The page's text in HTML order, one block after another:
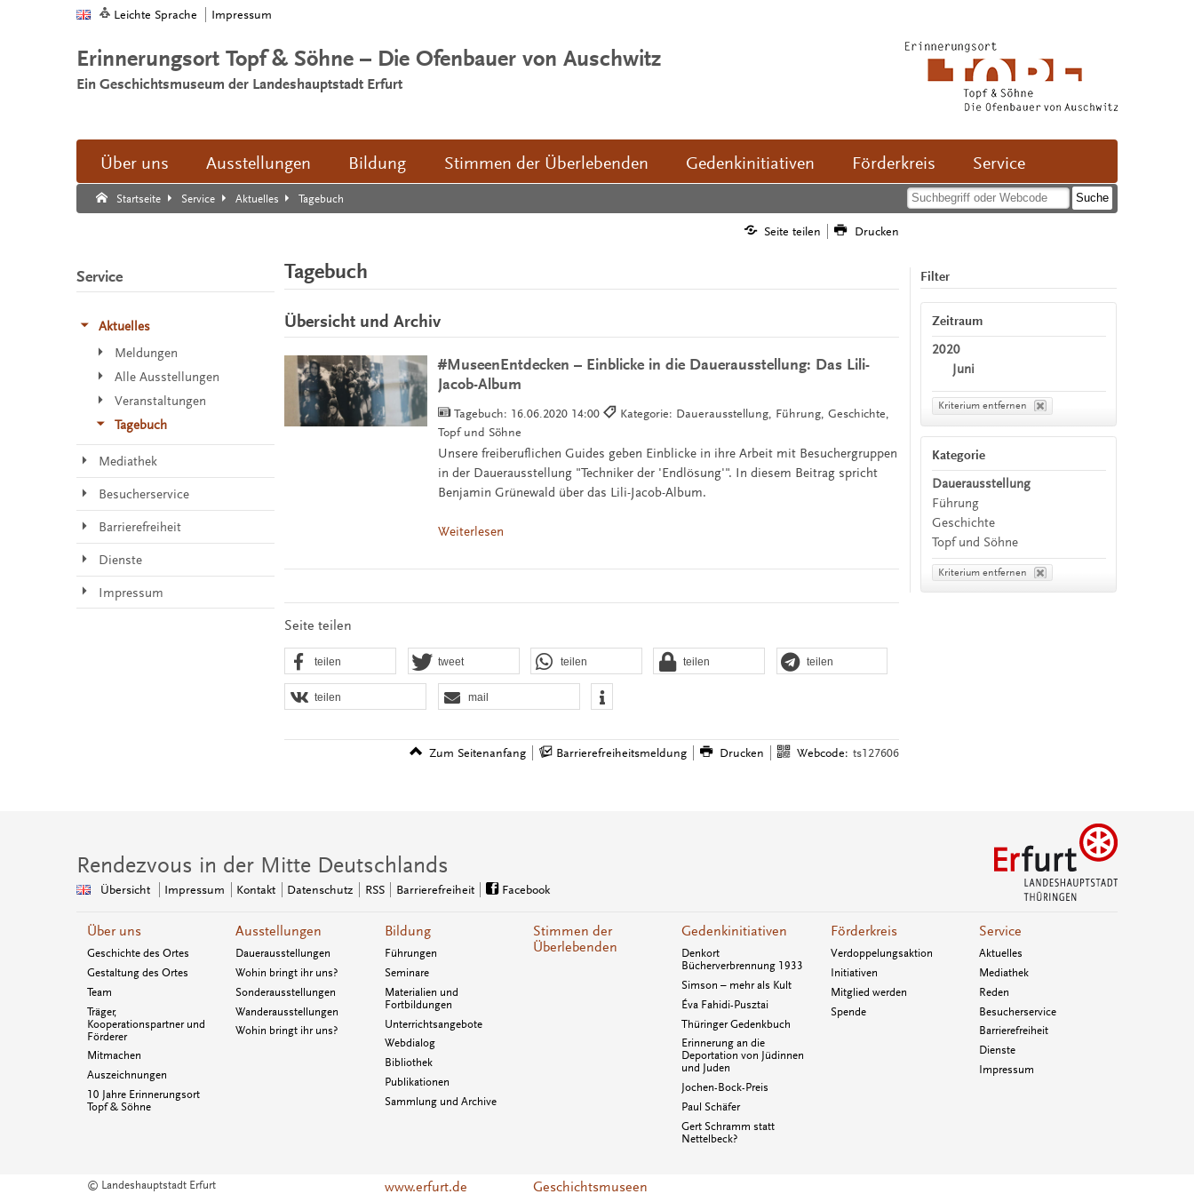
Leichte Sprache Impressum
Erinnerungsort Topf & Söhne – Die Ofenbauer von Auschwitz
Ein Geschichtsmuseum der Landeshauptstadt Erfurt
Über uns Ausstellungen Bildung Stimmen der Überlebenden Gedenkinitiativen Förderkreis Service
Startseite Service Aktuelles Tagebuch
Suche:
Suche Ende.
Seite teilen Drucken
Tagebuch
Übersicht und Archiv
#MuseenEntdecken – Einblicke in die Dauerausstellung: Das Lili-
Jacob-Album
Tagebuch: 16.06.2020 14:00
Kategorie: Dauerausstellung, Führung, Geschichte,
Topf und Söhne
Unsere freiberuflichen Guides geben Einblicke in ihre Arbeit mit Besuchergruppen
in der Dauerausstellung "Techniker der 'Endlösung'". In diesem Beitrag spricht
Benjamin Grünewald über das Lili-Jacob-Album.
Weiterlesen
Seite teilen
teilen tweet teilen teilen teilen
teilen mail
Zum Seitenanfang Barrierefreiheitsmeldung Drucken Webcode: ts127606
Filter
Zeitraum
2020
Juni
Kriterium entfernen
Kategorie
Dauerausstellung
Führung
Geschichte
Topf und Söhne
Kriterium entfernen
Service
Aktuelles
Meldungen
Alle Ausstellungen
Veranstaltungen
Tagebuch
Mediathek
Besucherservice
Barrierefreiheit
Dienste
Impressum
Rendezvous in der Mitte Deutschlands
Übersicht Impressum Kontakt Datenschutz RSS Barrierefreiheit Facebook
Über uns
Geschichte des Ortes
Gestaltung des Ortes
Team
Träger,
Kooperationspartner und
Förderer
Mitmachen
Auszeichnungen
10 Jahre Erinnerungsort
Topf & Söhne
Ausstellungen
Dauerausstellungen
Wohin bringt ihr uns?
Sonderausstellungen
Wanderausstellungen
Wohin bringt ihr uns?
Bildung
Führungen
Seminare
Materialien und
Fortbildungen
Unterrichtsangebote
Webdialog
Bibliothek
Publikationen
Sammlung und Archive
Stimmen der
Überlebenden
Gedenkinitiativen
Denkort
Bücherverbrennung 1933
Simson – mehr als Kult
Éva Fahidi-Pusztai
Thüringer Gedenkbuch
Erinnerung an die
Deportation von Jüdinnen
und Juden
Jochen-Bock-Preis
Paul Schäfer
Gert Schramm statt
Nettelbeck?
Förderkreis
Verdoppelungsaktion
Initiativen
Mitglied werden
Spende
Service
Aktuelles
Mediathek
Reden
Besucherservice
Barrierefreiheit
Dienste
Impressum
© Landeshauptstadt Erfurt www.erfurt.de Geschichtsmuseen